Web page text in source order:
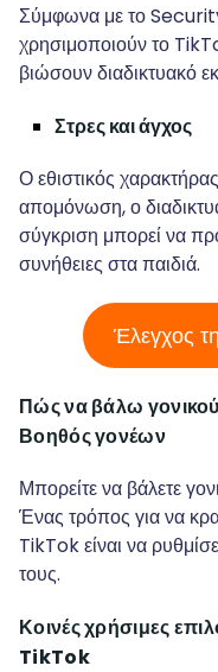
Σύμφωνα με το
χρησιμοποιούν το
βιώσουν διαδικτυακό
Στρες και άγχος
Ο εθιστικός
απομόνωση, ο
σύγκριση μπορεί να
συνήθειες στα παιδιά.
Έλεγχος
Πώς να βάλω
Βοηθός γονέων
Μπορείτε να βάλετε
Ένας τρόπος για να
TikTok είναι να
τους.
Κοινές χρήσιμες
TikTok